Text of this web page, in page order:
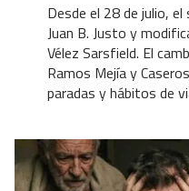
Desde el 28 de julio,
Juan B. Justo y
Vélez Sarsfield. El
Ramos Mejía y
paradas y hábitos de